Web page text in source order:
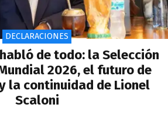
DECLARACIONES
de todo: la Selección
2026, el futuro de
la continuidad de Lionel
Scaloni